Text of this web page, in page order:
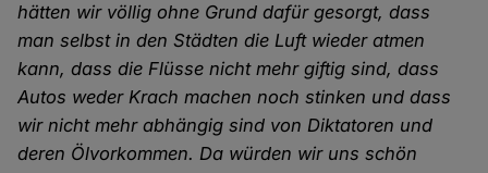
hätten wir völlig ohne Grund dafür gesorgt, dass
man selbst in den Städten die Luft wieder atmen
kann, dass die Flüsse nicht mehr giftig sind, dass
Autos weder Krach machen noch stinken und dass
wir nicht mehr abhängig sind von Diktatoren und
deren Ölvorkommen. Da würden wir uns schön